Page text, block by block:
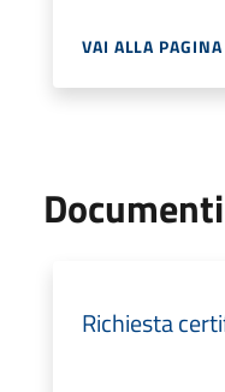
VAI ALLA PAGINA
Documenti
Richiesta